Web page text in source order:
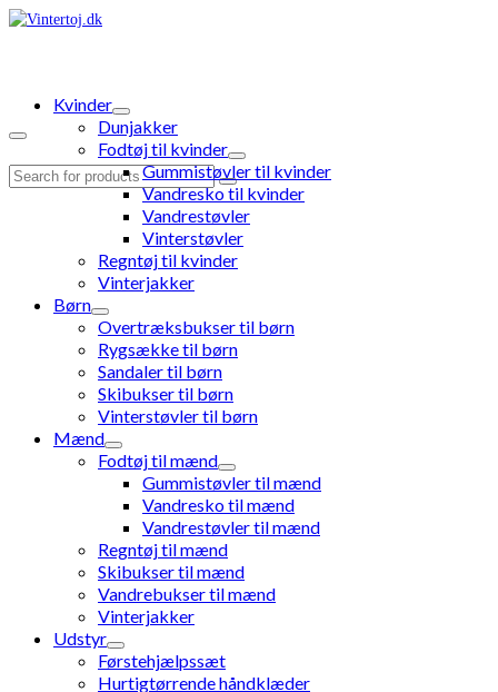
Search
Kvinder
Dunjakker
Fodtøj til kvinder
Gummistøvler til kvinder
Vandresko til kvinder
Vandrestøvler
Vinterstøvler
Regntøj til kvinder
Vinterjakker
Børn
Overtræksbukser til børn
Rygsække til børn
Sandaler til børn
Skibukser til børn
Vinterstøvler til børn
Mænd
Fodtøj til mænd
Gummistøvler til mænd
Vandresko til mænd
Vandrestøvler til mænd
Regntøj til mænd
Skibukser til mænd
Vandrebukser til mænd
Vinterjakker
Udstyr
Førstehjælpssæt
Hurtigtørrende håndklæder